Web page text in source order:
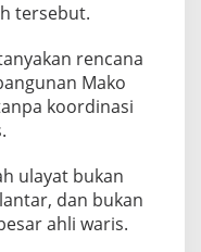
tersebut.
rencana
Mako
koordinasi
ulayat bukan
dan bukan
ahli waris.